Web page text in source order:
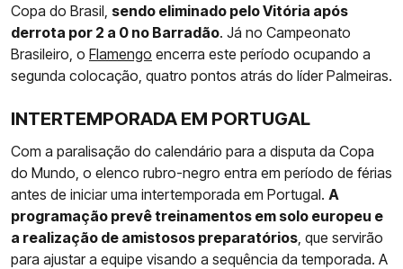
Copa do Brasil, sendo eliminado pelo Vitória após
derrota por 2 a 0 no Barradão. Já no Campeonato
Brasileiro, o Flamengo encerra este período ocupando a
segunda colocação, quatro pontos atrás do líder Palmeiras.
INTERTEMPORADA EM PORTUGAL
Com a paralisação do calendário para a disputa da Copa
do Mundo, o elenco rubro-negro entra em período de férias
antes de iniciar uma intertemporada em Portugal. A
programação prevê treinamentos em solo europeu e
a realização de amistosos preparatórios , que servirão
para ajustar a equipe visando a sequência da temporada. A